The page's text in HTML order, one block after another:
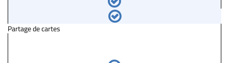
Partage de cartes